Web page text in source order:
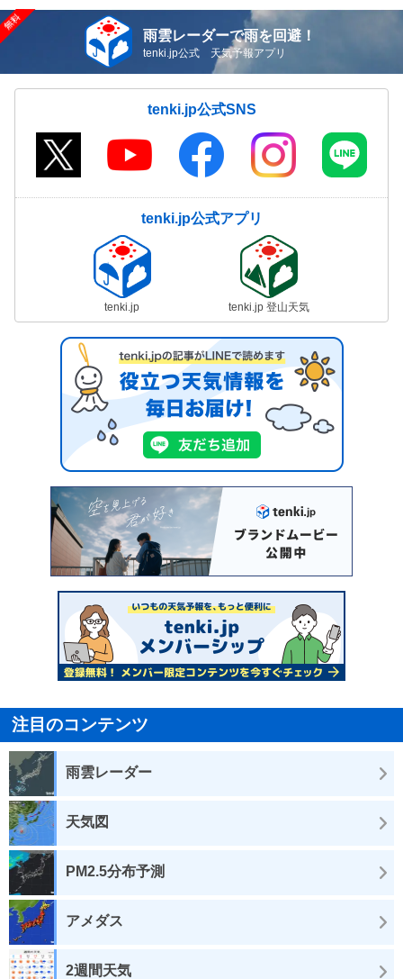
雨雲レーダーで雨を回避！
tenki.jp公式 天気予報アプリ
tenki.jp公式SNS
tenki.jp公式アプリ
tenki.jp tenki.jp 登山天気
注目のコンテンツ
雨雲レーダー
天気図
PM2.5分布予測
アメダス
2週間天気